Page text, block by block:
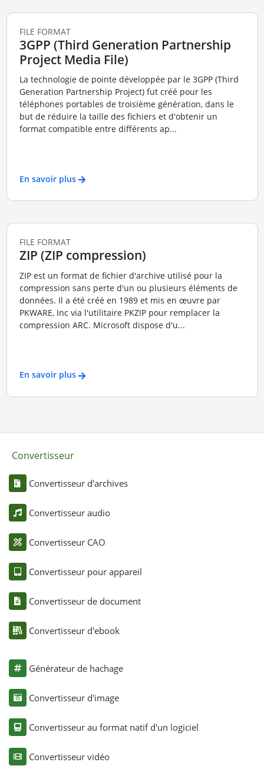
FILE FORMAT
3GPP (Third Generation Partnership
Project Media File)
La technologie de pointe développée par le 3GPP (Third
Generation Partnership Project) fut créé pour les
téléphones portables de troisième génération, dans le
but de réduire la taille des fichiers et d'obtenir un
format compatible entre différents ap...
En savoir plus
FILE FORMAT
ZIP (ZIP compression)
ZIP est un format de fichier d'archive utilisé pour la
compression sans perte d'un ou plusieurs éléments de
données. Il a été créé en 1989 et mis en œuvre par
PKWARE, Inc via l'utilitaire PKZIP pour remplacer la
compression ARC. Microsoft dispose d'u...
En savoir plus
Convertisseur
Convertisseur d'archives
Convertisseur audio
Convertisseur CAO
Convertisseur pour appareil
Convertisseur de document
Convertisseur d'ebook
Générateur de hachage
Convertisseur d'image
Convertisseur au format natif d'un logiciel
Convertisseur vidéo